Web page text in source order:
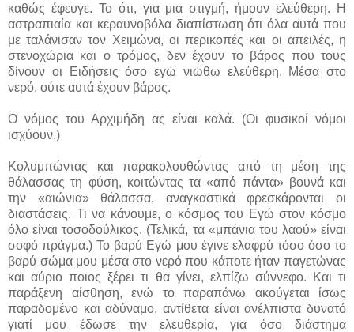
καθώς έφευγε. Το ότι, για μια στιγμή, ήμουν ελεύθερη. Η
αστραπιαία και κεραυνοβόλα διαπίστωση ότι όλα αυτά που
με ταλάνισαν τον Χειμώνα, οι περικοπές και οι απειλές, η
στενοχώρια και ο τρόμος, δεν έχουν το βάρος που τους
δίνουν οι Ειδήσεις όσο εγώ νιώθω ελεύθερη. Μέσα στο
νερό, ούτε αυτά έχουν βάρος.
Ο νόμος του Αρχιμήδη ας είναι καλά. (Οι φυσικοί νόμοι
ισχύουν.)
Κολυμπώντας και παρακολουθώντας από τη μέση της
θάλασσας τη φύση, κοιτώντας τα «από πάντα» βουνά και
την «αιώνια» θάλασσα, αναγκαστικά φρεσκάρονται οι
διαστάσεις. Τι να κάνουμε, ο κόσμος του Εγώ στον κόσμο
όλο είναι τοσοδούλικος. (Τελικά, τα «μπάνια του λαού» είναι
σοφό πράγμα.) Το βαρύ Εγώ μου έγινε ελαφρύ τόσο όσο το
βαρύ σώμα μου μέσα στο νερό που κάποτε ήταν παγετώνας
και αύριο ποιος ξέρει τι θα γίνει, ελπίζω σύννεφο. Και τι
παράξενη αίσθηση, ενώ το παραπάνω ακούγεται ίσως
παραδομένο και αδύναμο, αντίθετα είναι ανέλπιστα δυνατό
γιατί μου έδωσε την ελευθερία, για όσο διάστημα